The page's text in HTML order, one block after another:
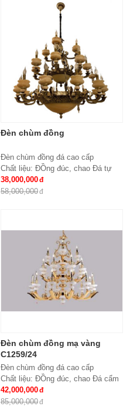
Đèn chùm đồng
Đèn chùm đồng đá cao cấp
Chất liệu: ĐỒng đúc, chao Đá tự
nhiên
Số lượng tay : 24 tay
38,000,000
58,000,000
Đèn chùm đồng mạ vàng
C1259/24
Đèn chùm đồng đá cao cấp
Chất liệu: ĐỒng đúc, chao Đá cẩm
thạch trắng tự nhiên
Số lượng tay : 24 tay
42,000,000
85,000,000